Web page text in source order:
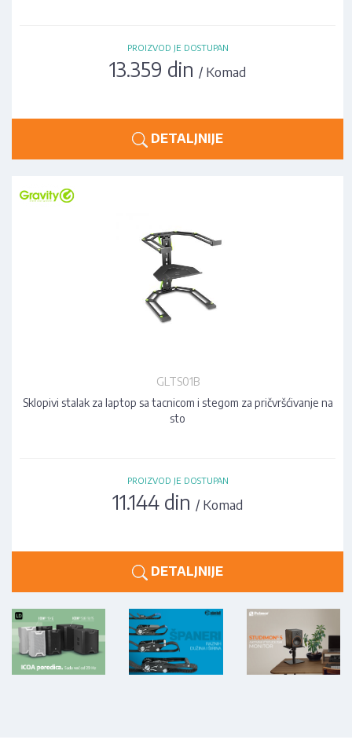
PROIZVOD JE DOSTUPAN
13.359 din / Komad
DETALJNIJE
GLTS01B
Sklopivi stalak za laptop sa tacnicom i stegom za pričvršćivanje na
sto
PROIZVOD JE DOSTUPAN
11.144 din / Komad
DETALJNIJE